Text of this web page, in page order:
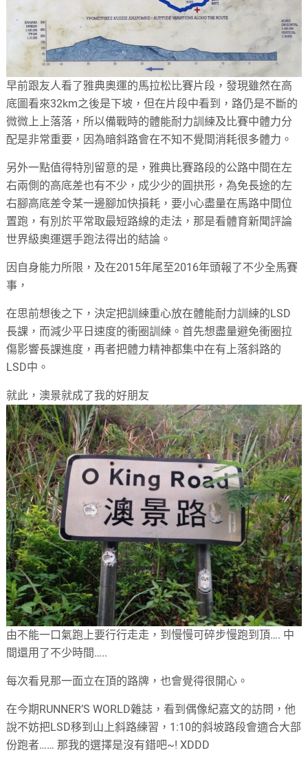
早前跟友人看了雅典奧運的馬拉松比賽片段，發現雖然在高
底圖看來32km之後是下坡，但在片段中看到，路仍是不斷的
微微上上落落，所以備戰時的體能耐力訓練及比賽中體力分
配是非常重要，因為暗斜路會在不知不覺間消耗很多體力。
另外一點值得特別留意的是，雅典比賽路段的公路中間在左
右兩側的高底差也有不少，成少少的圓拱形，為免長途的左
右腳高底差令某一邊腳加快損耗，要小心盡量在馬路中間位
置跑，有別於平常取最短路線的走法，那是看體育新聞評論
世界級奧運選手跑法得出的結論。
因自身能力所限，及在2015年尾至2016年頭報了不少全馬賽
事，
在思前想後之下，決定把訓練重心放在體能耐力訓練的LSD
長課，而減少平日速度的衝圈訓練。首先想盡量避免衝圈拉
傷影響長課進度，再者把體力精神都集中在有上落斜路的
LSD中。
就此，澳景就成了我的好朋友
由不能一口氣跑上要行行走走，到慢慢可碎步慢跑到頂…. 中
間還用了不少時間…..
每次看見那一面立在頂的路牌，也會覺得很開心。
在今期RUNNER’S WORLD雜誌，看到偶像紀嘉文的訪問，他
說不妨把LSD移到山上斜路練習，1:10的斜坡路段會適合大部
份跑者…… 那我的選擇是沒有錯吧~! XDDD